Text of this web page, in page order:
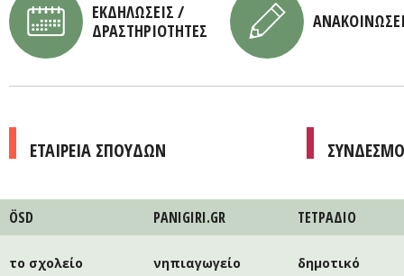
ΕΚΔΗΛΩΣΕΙΣ /
ΔΡΑΣΤΗΡΙΟΤΗΤΕΣ
ΕΤΑΙΡΕΙΑ ΣΠΟΥΔΩΝ
ÖSD PANIGIRI.GR ΤΕΤΡAΔΙΟ
το σχολείο νηπιαγωγείο δημοτικό